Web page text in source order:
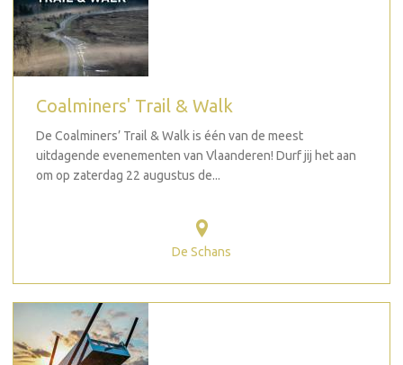
Coalminers' Trail & Walk
De Coalminers’ Trail & Walk is één van de meest
uitdagende evenementen van Vlaanderen! Durf jij het aan
om op zaterdag 22 augustus de...
De Schans